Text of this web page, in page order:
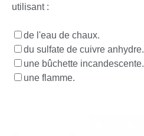
utilisant :
de l'eau de chaux.
du sulfate de cuivre anhydre.
une bûchette incandescente.
une flamme.